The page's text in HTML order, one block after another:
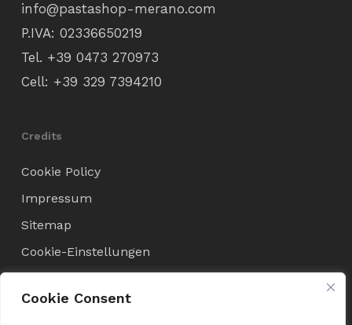
Cookie Consent
info@pastashop-merano.com
P.IVA: 02336650219
Tel. +39 0473 270973
Cell: +39 329 7394210
Credits
Cookie Policy
Impressum
Sitemap
Cookie-Einstellungen
Verkaufsbedingungen